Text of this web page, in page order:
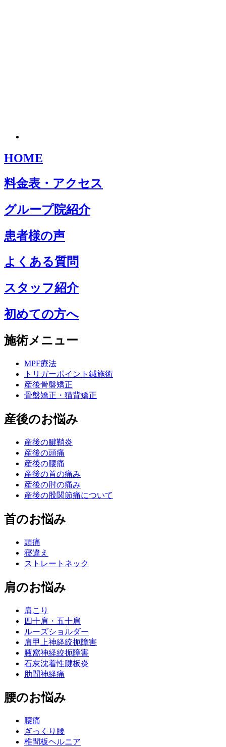
HOME
料金表・アクセス
グループ院紹介
患者様の声
よくある質問
スタッフ紹介
初めての方へ
施術メニュー
MPF療法
トリガーポイント鍼施術
産後骨盤矯正
骨盤矯正・猫背矯正
産後のお悩み
産後の腱鞘炎
産後の頭痛
産後の腰痛
産後の首の痛み
産後の肘の痛み
産後の股関節痛について
首のお悩み
頭痛
寝違え
ストレートネック
肩のお悩み
肩こり
四十肩・五十肩
ルーズショルダー
肩甲上神経絞扼障害
腋窩神経絞扼障害
石灰沈着性腱板炎
肋間神経痛
腰のお悩み
腰痛
ぎっくり腰
椎間板ヘルニア